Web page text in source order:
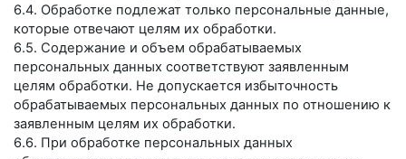
6.4. Обработке подлежат только персональные данные,
которые отвечают целям их обработки.
6.5. Содержание и объем обрабатываемых
персональных данных соответствуют заявленным
целям обработки. Не допускается избыточность
обрабатываемых персональных данных по отношению к
заявленным целям их обработки.
6.6. При обработке персональных данных